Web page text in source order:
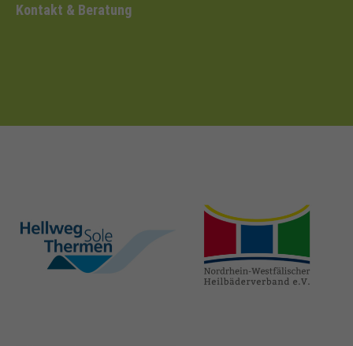
Kontakt & Beratung
hellweg-sole-
thermen.de
heilbaeder.de